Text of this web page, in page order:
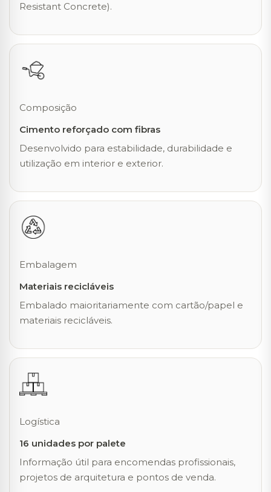
Resistant Concrete).
Composição
Cimento reforçado com fibras
Desenvolvido para estabilidade, durabilidade e
utilização em interior e exterior.
Embalagem
Materiais recicláveis
Embalado maioritariamente com cartão/papel e
materiais recicláveis.
Logística
16 unidades por palete
Informação útil para encomendas profissionais,
projetos de arquitetura e pontos de venda.